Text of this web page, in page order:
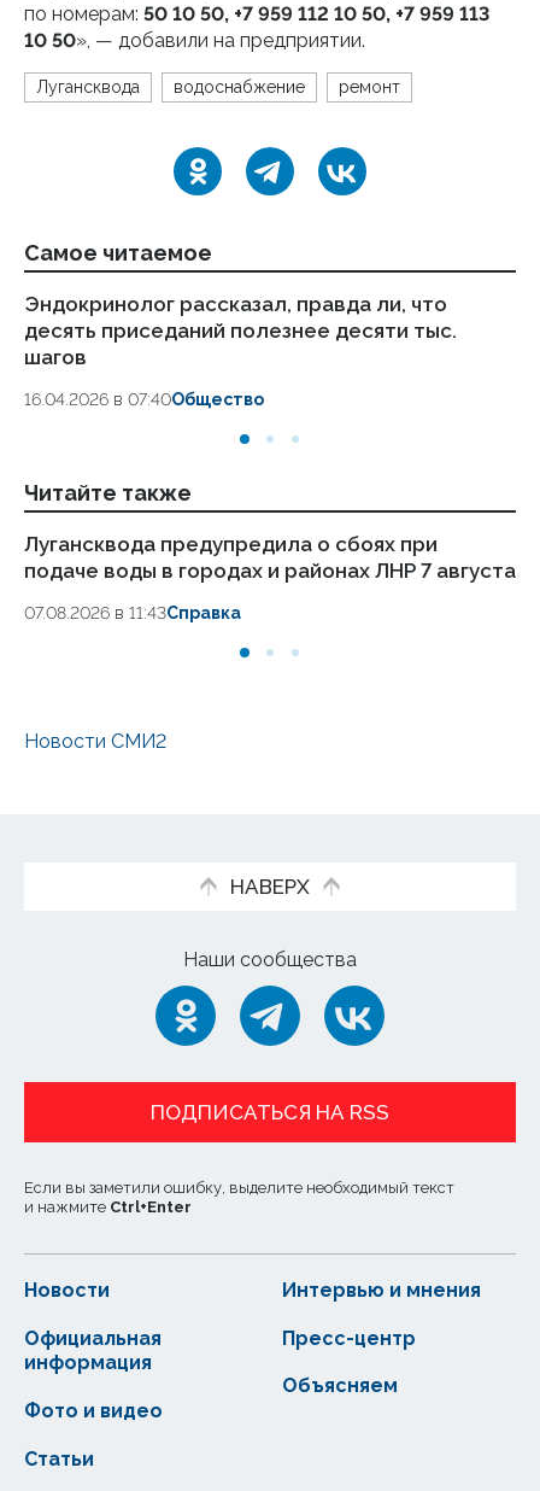
по номерам: 50 10 50, +7 959 112 10 50, +7 959 113
10 50», — добавили на предприятии.
Лугансквода водоснабжение ремонт
Самое читаемое
Эндокринолог рассказал, правда ли, что
десять приседаний полезнее десяти тыс.
шагов
16.04.2026 в 07:40Общество
Читайте также
Лугансквода предупредила о сбоях при
подаче воды в городах и районах ЛНР 7 августа
07.08.2026 в 11:43Справка
Новости СМИ2
НАВЕРХ
Наши сообщества
ПОДПИСАТЬСЯ НА RSS
Если вы заметили ошибку, выделите необходимый текст
и нажмите Ctrl+Enter
Новости
Статьи
Официальная
информация
Интервью и мнения
Фото и видео
Пресс-центр
Объясняем